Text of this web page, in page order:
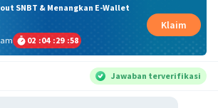
SNBT & Menangkan E-Wallet
02 :04 :29 :57
Klaim
Jawaban terverifikasi